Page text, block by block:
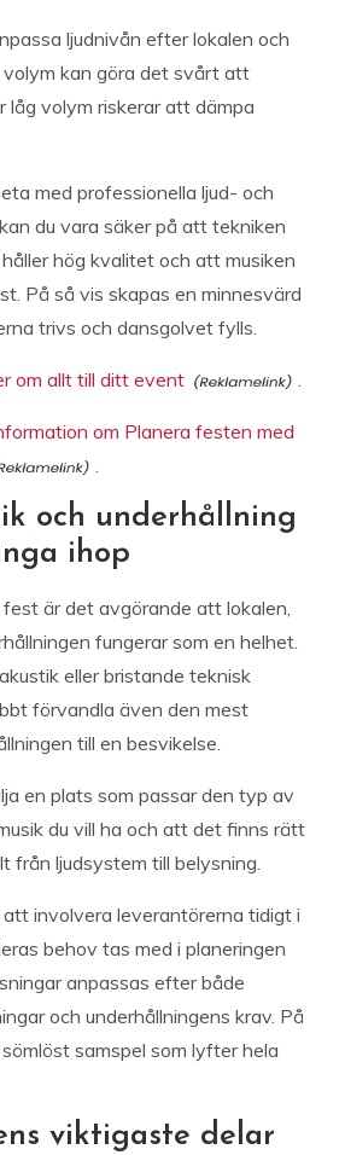
ljudnivån efter lokalen och
kan göra det svårt att
låg volym riskerar att dämpa
med professionella ljud- och
du vara säker på att tekniken
hög kvalitet och att musiken
På så vis skapas en minnesvärd
trivs och dansgolvet fylls.
om allt till ditt event .
om Planera festen med
.
och underhållning
ihop
fest är det avgörande att lokalen,
fungerar som en helhet.
eller bristande teknisk
förvandla även den mest
till en besvikelse.
en plats som passar den typ av
du vill ha och att det finns rätt
från ljudsystem till belysning.
involvera leverantörerna tidigt i
behov tas med i planeringen
anpassas efter både
och underhållningens krav. På
samspel som lyfter hela
viktigaste delar